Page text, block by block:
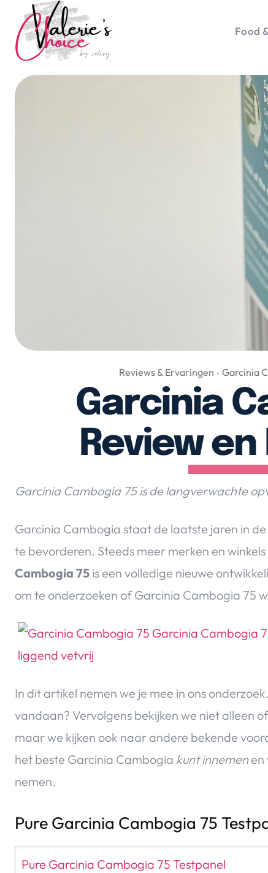
Food
Top
Huis
Food
Reviews & Ervaringen Garcinia
Garcinia
Review
Garcinia Cambogia 75 is de langverwachte
Garcinia Cambogia staat de laatste jaren in
te bevorderen. Steeds meer merken en
Cambogia 75 is een volledige nieuwe
om te onderzoeken of Garcinia Cambogia 75
In dit artikel nemen we je mee in ons
vandaan? Vervolgens bekijken we niet alleen
maar we kijken ook naar andere bekende
het beste Garcinia Cambogia kunt innemenen
nemen.
Pure Garcinia Cambogia 75
Pure Garcinia Cambogia 75 Testpanel